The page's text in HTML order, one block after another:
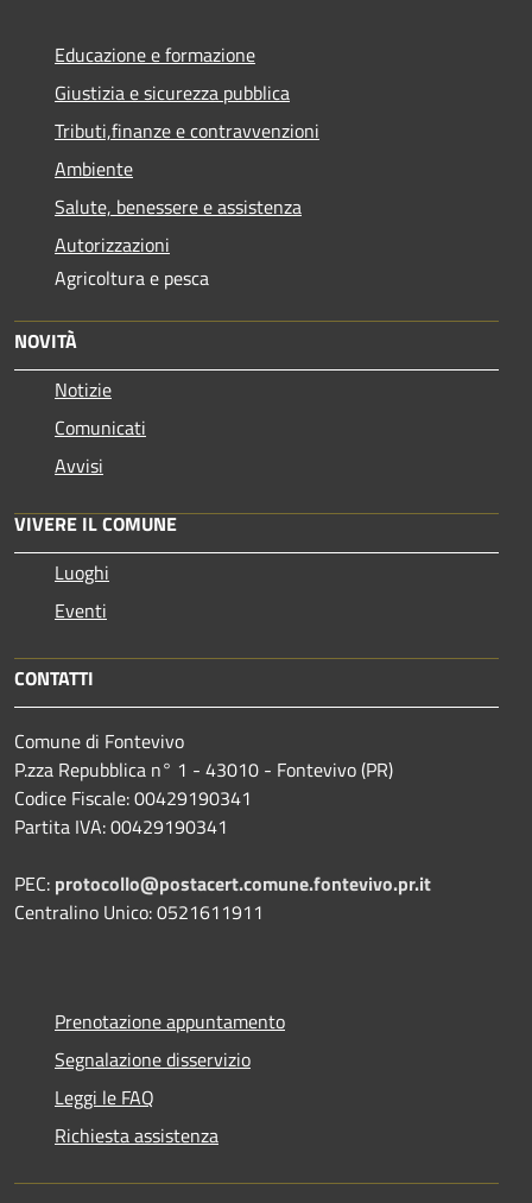
Educazione e formazione
Giustizia e sicurezza pubblica
Tributi,finanze e contravvenzioni
Ambiente
Salute, benessere e assistenza
Autorizzazioni
Agricoltura e pesca
NOVITÀ
Notizie
Comunicati
Avvisi
VIVERE IL COMUNE
Luoghi
Eventi
CONTATTI
Comune di Fontevivo
P.zza Repubblica n° 1 - 43010 - Fontevivo (PR)
Codice Fiscale: 00429190341
Partita IVA: 00429190341
PEC: protocollo@postacert.comune.fontevivo.pr.it
Centralino Unico: 0521611911
Prenotazione appuntamento
Segnalazione disservizio
Leggi le FAQ
Richiesta assistenza